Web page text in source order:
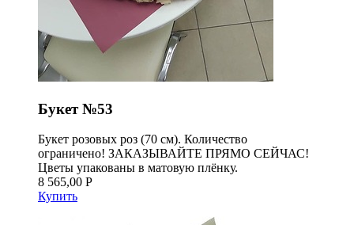
Букет №53
Букет розовых роз (70 см). Количество
ограничено! ЗАКАЗЫВАЙТЕ ПРЯМО СЕЙЧАС!
Цветы упакованы в матовую плёнку.
8 565,00 Р
Купить